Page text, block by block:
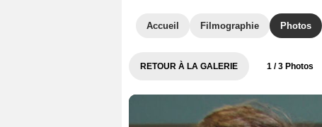
Accueil Filmographie Photos
RETOUR À LA GALERIE 1 / 3 Photos